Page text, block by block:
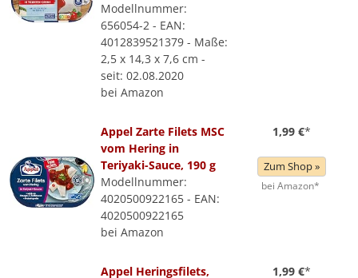
Modellnummer:
656054-2 - EAN:
4012839521379 - Maße:
2,5 x 14,3 x 7,6 cm -
seit: 02.08.2020
bei Amazon
Appel Zarte Filets MSC
vom Hering in
Teriyaki-Sauce, 190 g
Modellnummer:
4020500922165 - EAN:
4020500922165
bei Amazon
1,99 €*
Zum Shop »
bei Amazon*
Appel Heringsfilets, 1,99 €*